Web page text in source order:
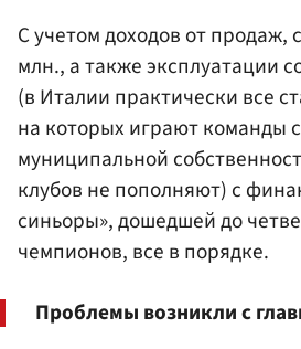
С учетом доходов от продаж,
млн., а также эксплуатации
(в Италии практически все
на которых играют команды
муниципальной
клубов не пополняют) с
синьоры», дошедшей до
чемпионов, все в порядке.
Проблемы возникли с